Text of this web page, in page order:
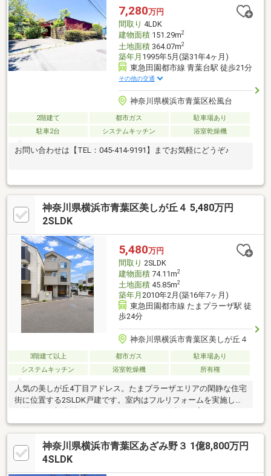
て大丈夫！まずはお客様の夢をお聞かせください！お問合せをお
待ちしております☆☆
7,280万円
間取り 4LDK
建物面積151.29m2
土地面積364.07m2
築年月 1995年5月(築31年4ヶ月)
東急田園都市線 青葉台駅 徒歩21分
その他の交通
神奈川県横浜市青葉区松風台
2階建て 都市ガス
駐車場あり
駐車2台
システムキッチン 浴室乾燥機
お問い合わせは【TEL：045‐414-9191】までお気軽にどうぞ♪
神奈川県横浜市青葉区美しが丘４ 5,480万円
2SLDK
5,480万円
間取り 2SLDK
建物面積74.11m2
土地面積45.85m2
築年月 2010年2月(築16年7ヶ月)
東急田園都市線 たまプラーザ駅 徒
歩24分
神奈川県横浜市青葉区美しが丘４
3階建て以上 都市ガス
駐車場あり
システムキッチン
浴室乾燥機 所有権
人気の美しが丘4丁目アドレス。たまプラーザエリアの閑静な住宅
街に位置する2SLDK戸建です。室内はフルリフォームを実施し、
LDK約14.4帖、サービスルーム約5帖を備えた使いやすい間取り。
カースペース付きで、スーパーや教育施設も身近に揃う住環境が
魅力です。神奈川県横浜市青葉区あざみ野３ 1億8,800万円
4SLDK